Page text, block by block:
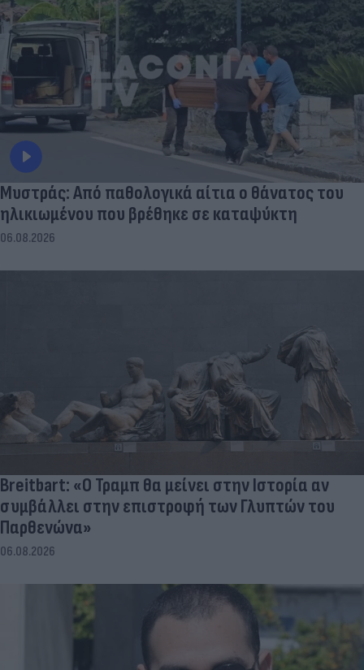
Μυστράς: Από παθολογικά αίτια ο θάνατος του
ηλικιωμένου που βρέθηκε σε καταψύκτη
06.08.2026
Breitbart: «Ο Τραμπ θα μείνει στην Ιστορία αν
συμβάλλει στην επιστροφή των Γλυπτών του
Παρθενώνα»
06.08.2026